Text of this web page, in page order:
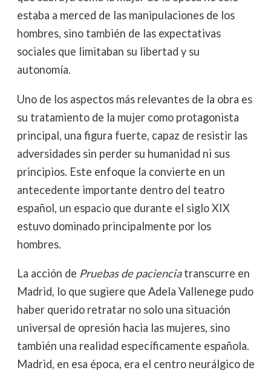
estaba a merced de las manipulaciones de los
hombres, sino también de las expectativas
sociales que limitaban su libertad y su
autonomía.
Uno de los aspectos más relevantes de la obra es
su tratamiento de la mujer como protagonista
principal, una figura fuerte, capaz de resistir las
adversidades sin perder su humanidad ni sus
principios. Este enfoque la convierte en un
antecedente importante dentro del teatro
español, un espacio que durante el siglo XIX
estuvo dominado principalmente por los
hombres.
La acción de Pruebas de pacienciatranscurre en
Madrid, lo que sugiere que Adela Vallenege pudo
haber querido retratar no solo una situación
universal de opresión hacia las mujeres, sino
también una realidad específicamente española.
Madrid, en esa época, era el centro neurálgico de